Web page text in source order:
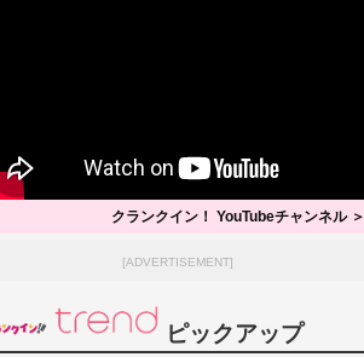
クランクイン！ YouTubeチャンネル ＞
[ADVERTISEMENT]
ピックアップ